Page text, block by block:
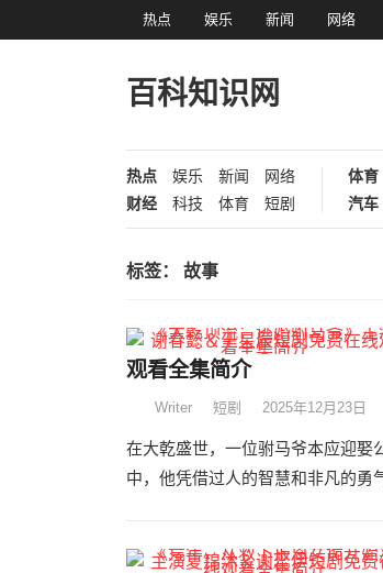
热点 娱乐 新闻 网络
百科知识网
热点 娱乐 新闻
网络
财经
科技 体育 短剧
体育
汽车
标签： 故事
观看全集简介
Writer 短剧 2025年12月23日
在大乾盛世，一位驸马爷本应迎娶
中，他凭借过人的智慧和非凡的勇